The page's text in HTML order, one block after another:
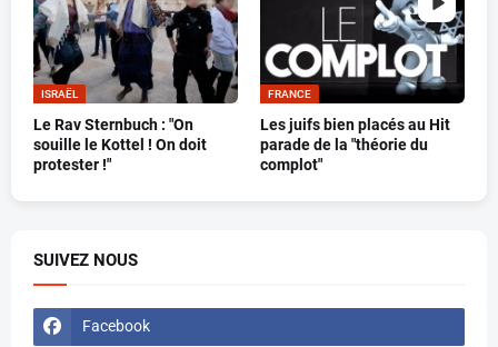
ISRAËL
Le Rav Sternbuch : "On
souille le Kottel ! On doit
protester !"
FRANCE
Les juifs bien placés au Hit
parade de la "théorie du
complot"
SUIVEZ NOUS
Facebook